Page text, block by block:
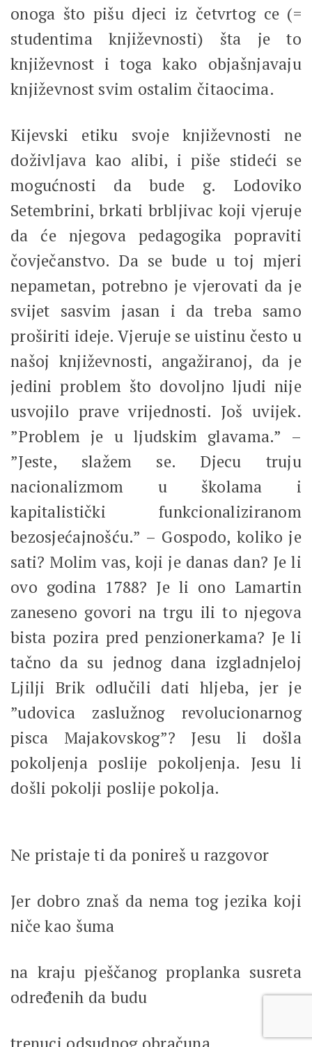
onoga što pišu djeci iz četvrtog ce (=
studentima književnosti) šta je to
književnost i toga kako objašnjavaju
književnost svim ostalim čitaocima.
Kijevski etiku svoje književnosti ne
doživljava kao alibi, i piše stideći se
mogućnosti da bude g. Lodoviko
Setembrini, brkati brbljivac koji vjeruje
da će njegova pedagogika popraviti
čovječanstvo. Da se bude u toj mjeri
nepametan, potrebno je vjerovati da je
svijet sasvim jasan i da treba samo
proširiti ideje. Vjeruje se uistinu često u
našoj književnosti, angažiranoj, da je
jedini problem što dovoljno ljudi nije
usvojilo prave vrijednosti. Još uvijek.
”Problem je u ljudskim glavama.” –
”Jeste, slažem se. Djecu truju
nacionalizmom u školama i
kapitalistički funkcionaliziranom
bezosjećajnošću.” – Gospodo, koliko je
sati? Molim vas, koji je danas dan? Je li
ovo godina 1788? Je li ono Lamartin
zaneseno govori na trgu ili to njegova
bista pozira pred penzionerkama? Je li
tačno da su jednog dana izgladnjeloj
Ljilji Brik odlučili dati hljeba, jer je
”udovica zaslužnog revolucionarnog
pisca Majakovskog”? Jesu li došla
pokoljenja poslije pokoljenja. Jesu li
došli pokolji poslije pokolja.
Ne pristaje ti da ponireš u razgovor
Jer dobro znaš da nema tog jezika koji
niče kao šuma
na kraju pješčanog proplanka susreta
određenih da budu